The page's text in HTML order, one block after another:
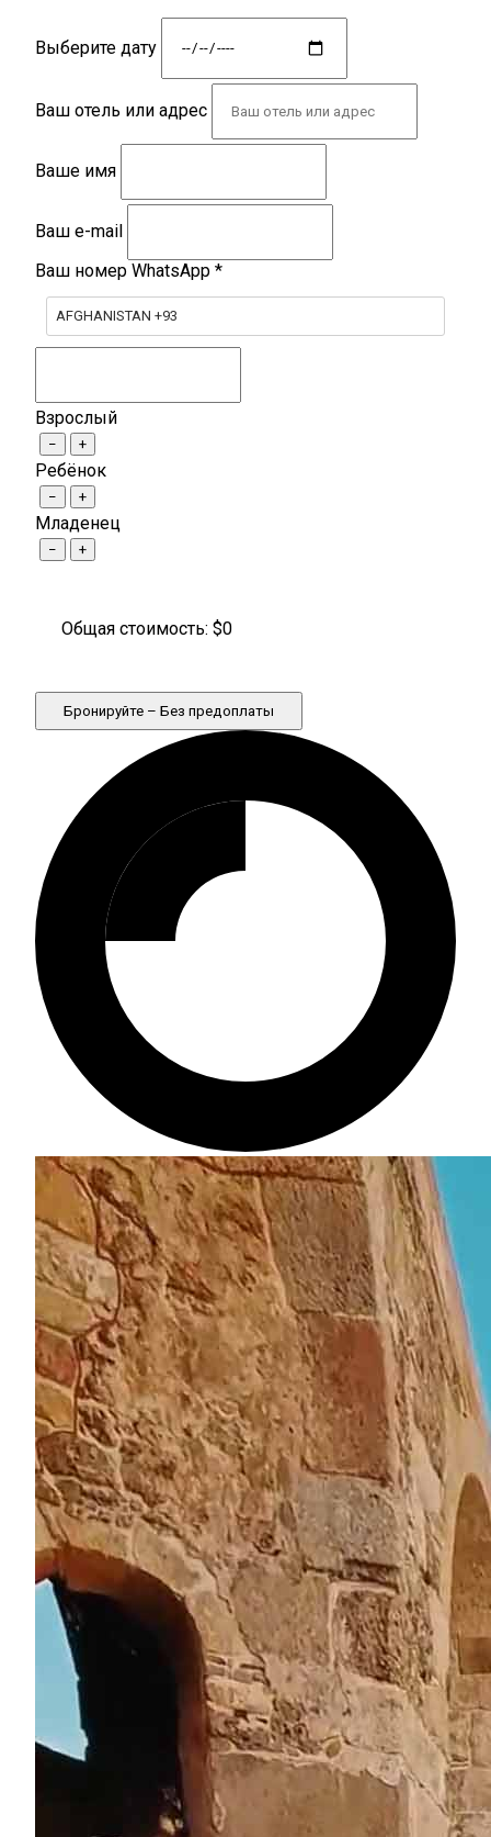
Выберите дату
Ваш отель или адрес
Ваше имя
Ваш e-mail
Ваш номер WhatsApp *
AFGHANISTAN +93
Взрослый
− +
Ребёнок
− +
Младенец
− +
Общая стоимость: $0
Бронируйте – Без предоплаты